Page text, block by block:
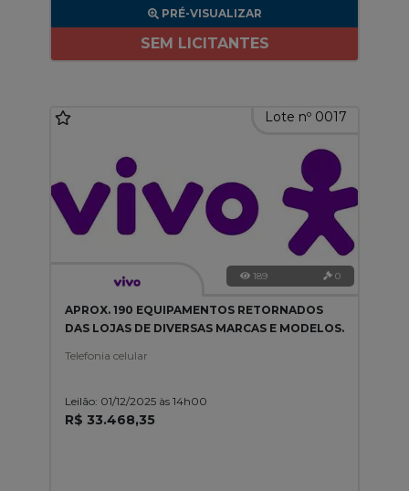
PRÉ-VISUALIZAR
SEM LICITANTES
Lote nº 0017
189 0
APROX. 190 EQUIPAMENTOS RETORNADOS
DAS LOJAS DE DIVERSAS MARCAS E MODELOS.
Telefonia celular
Leilão: 01/12/2025 às 14h00
R$ 33.468,35